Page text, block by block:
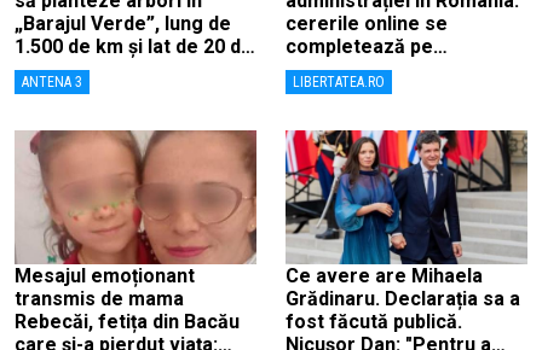
„Barajul Verde”, lung de
1.500 de km și lat de 20 de
km, ca să combată
deșertificarea
ANTENA 3
cererile online se
completează pe
calculatoarele de la
ghișee
LIBERTATEA.RO
Mesajul emoționant
transmis de mama
Rebecăi, fetița din Bacău
care și-a pierdut viața:
Ce avere are Mihaela
Grădinaru. Declarația sa a
fost făcută publică.
Nicușor Dan: "Pentru a